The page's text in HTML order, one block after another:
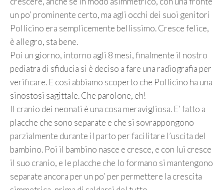
un po’ prominente certo, ma agli occhi dei suoi genitori
Pollicino era semplicemente bellissimo. Cresce felice,
è allegro, sta bene.
Poi un giorno, intorno agli 8 mesi, finalmente il nostro
pediatra di sfiducia si è deciso a fare una radiografia per
verificare. E così abbiamo scoperto che Pollicino ha una
sinostosi sagittale. Che parolone, eh!
Il cranio dei neonati è una cosa meravigliosa. E’ fatto a
placche che sono separate e che si sovrappongono
parzialmente durante il parto per facilitare l’uscita del
bambino. Poi il bambino nasce e cresce, e con lui cresce
il suo cranio, e le placche che lo formano si mantengono
separate ancora per un po’ per permettere la crescita